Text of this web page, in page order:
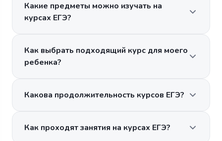
Какие предметы можно изучать на
курсах ЕГЭ?
Как выбрать подходящий курс для моего
ребенка?
Какова продолжительность курсов ЕГЭ?
Как проходят занятия на курсах ЕГЭ?